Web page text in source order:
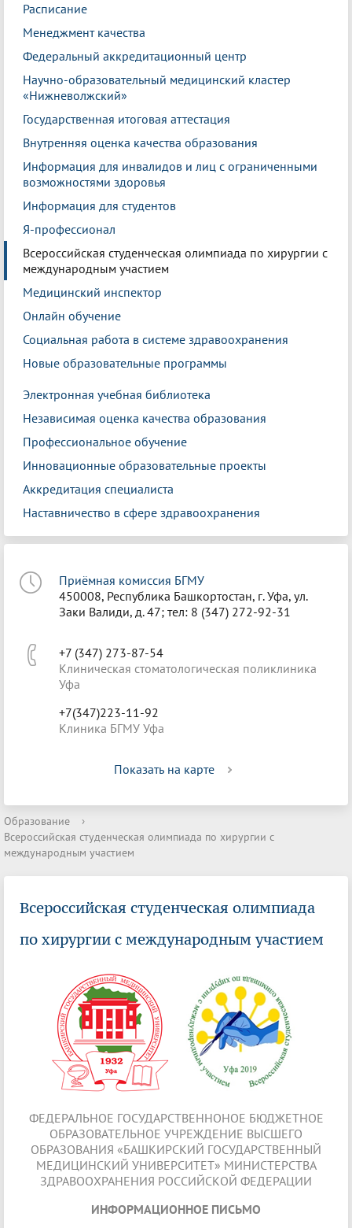
Расписание
Менеджмент качества
Федеральный аккредитационный центр
Научно-образовательный медицинский кластер
«Нижневолжский»
Государственная итоговая аттестация
Внутренняя оценка качества образования
Информация для инвалидов и лиц с ограниченными
возможностями здоровья
Информация для студентов
Я-профессионал
Всероссийская студенческая олимпиада по хирургии с
международным участием
Медицинский инспектор
Онлайн обучение
Социальная работа в системе здравоохранения
Новые образовательные программы
Электронная учебная библиотека
Независимая оценка качества образования
Профессиональное обучение
Инновационные образовательные проекты
Аккредитация специалиста
Наставничество в сфере здравоохранения
Приёмная комиссия БГМУ
450008, Республика Башкортостан, г. Уфа, ул.
Заки Валиди, д. 47; тел: 8 (347) 272-92-31
+7 (347) 273-87-54
Клиническая стоматологическая поликлиника
Уфа
+7(347)223-11-92
Клиника БГМУ Уфа
Показать на карте
Образование
›
Всероссийская студенческая олимпиада по хирургии с
международным участием
Всероссийская студенческая олимпиада
по хирургии с международным участием
ФЕДЕРАЛЬНОЕ ГОСУДАРСТВЕННОНОЕ БЮДЖЕТНОЕ
ОБРАЗОВАТЕЛЬНОЕ УЧРЕЖДЕНИЕ ВЫСШЕГО
ОБРАЗОВАНИЯ «БАШКИРСКИЙ ГОСУДАРСТВЕННЫЙ
МЕДИЦИНСКИЙ УНИВЕРСИТЕТ» МИНИСТЕРСТВА
ЗДРАВООХРАНЕНИЯ РОССИЙСКОЙ ФЕДЕРАЦИИ
ИНФОРМАЦИОННОЕ ПИСЬМО